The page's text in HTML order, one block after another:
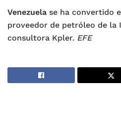
Venezuela se ha convertido
proveedor de petróleo de la
consultora Kpler. EFE